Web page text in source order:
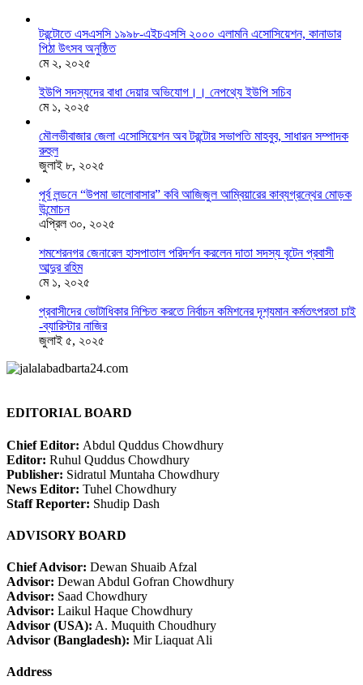
টরন্টোতে এসএসসি ১৯৯৮-এইচএসসি ২০০০ এলামনি এসোসিয়েশন, কানাডার
পিঠা উৎসব অনুষ্ঠিত
মে ২, ২০২৫
ইউপি সদস্যদের বাধা দেয়ার অভিযোগ।। নেপথ্যে ইউপি সচিব
মে ১, ২০২৫
মৌলভীবাজার জেলা এসোসিয়েশন অব টরন্টোর সভাপতি মাহবুব, সাধারন সম্পাদক
রুহুল
জুলাই ৮, ২০২৫
পূর্ব লন্ডনে “উপমা ভালোবাসার” কবি আজিজুল আম্বিয়ারের কাব্যগ্রন্থের মোড়ক
উন্মোচন
এপ্রিল ৩০, ২০২৫
শমশেরনগর জেনারেল হাসপাতাল পরিদর্শন করলেন দাতা সদস্য বৃটেন প্রবাসী
আব্দুর রহিম
মে ১, ২০২৫
প্রবাসীদের ভোটাধিকার নিশ্চিত করতে নির্বাচন কমিশনের দৃশ‍্যমান কর্মতৎপরতা চাই
-ব্যারিস্টার নাজির
জুলাই ৫, ২০২৫
EDITORIAL BOARD
Chief Editor: Abdul Quddus Chowdhury
Editor: Ruhul Quddus Chowdhury
Publisher: Sidratul Muntaha Chowdhury
News Editor: Tuhel Chowdhury
Staff Reporter: Shudip Dash
ADVISORY BOARD
Chief Advisor: Dewan Shuaib Afzal
Advisor: Dewan Abdul Gofran Chowdhury
Advisor: Saad Chowdhury
Advisor: Laikul Haque Chowdhury
Advisor (USA): A. Muquith Choudhury
Advisor (Bangladesh): Mir Liaquat Ali
Address